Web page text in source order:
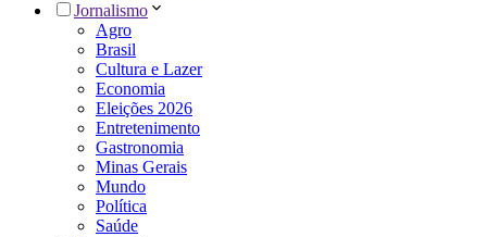
Jornalismo
Agro
Brasil
Cultura e Lazer
Economia
Eleições 2026
Entretenimento
Gastronomia
Minas Gerais
Mundo
Política
Saúde